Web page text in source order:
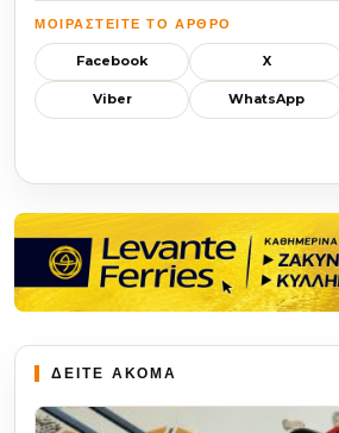
ΜΟΙΡΑΣΤΕΊΤΕ ΤΟ ΆΡΘΡΟ
Facebook X
Viber WhatsApp
ΔΕΙΤΕ ΑΚΟΜΑ